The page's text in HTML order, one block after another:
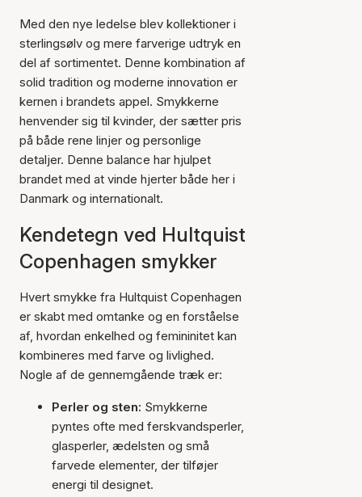
Med den nye ledelse blev kollektioner i
sterlingsølv og mere farverige udtryk en
del af sortimentet. Denne kombination af
solid tradition og moderne innovation er
kernen i brandets appel. Smykkerne
henvender sig til kvinder, der sætter pris
på både rene linjer og personlige
detaljer. Denne balance har hjulpet
brandet med at vinde hjerter både her i
Danmark og internationalt.
Kendetegn ved Hultquist
Copenhagen smykker
Hvert smykke fra Hultquist Copenhagen
er skabt med omtanke og en forståelse
af, hvordan enkelhed og femininitet kan
kombineres med farve og livlighed.
Nogle af de gennemgående træk er:
Perler og sten: Smykkerne
pyntes ofte med ferskvandsperler,
glasperler, ædelsten og små
farvede elementer, der tilføjer
energi til designet.